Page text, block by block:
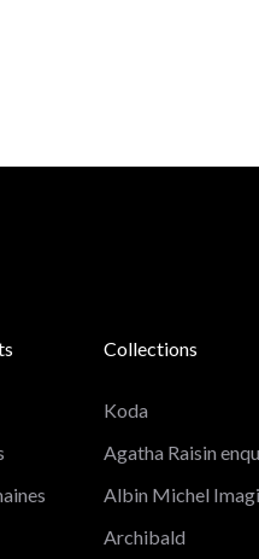
Collections
Koda
Agatha Raisin
Albin Michel
Archibald